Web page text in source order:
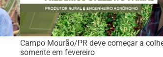
Campo Mourão/PR deve começar a
somente em fevereiro